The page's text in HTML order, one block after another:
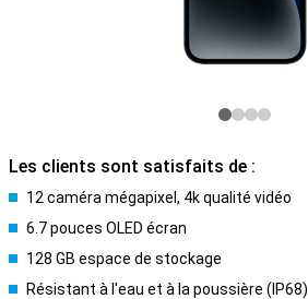
Les clients sont satisfaits de :
12 caméra mégapixel, 4k qualité vidéo
6.7 pouces OLED écran
128 GB espace de stockage
Résistant à l'eau et à la poussière (IP68)